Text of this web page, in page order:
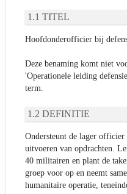
TITEL
Hoofdonderofficier bij
Deze benaming komt niet
'Operationele leiding
term.
DEFINITIE
Ondersteunt de lager
uitvoeren van opdrachten.
40 militairen en plant de
groep voor op en neemt
humanitaire operatie,